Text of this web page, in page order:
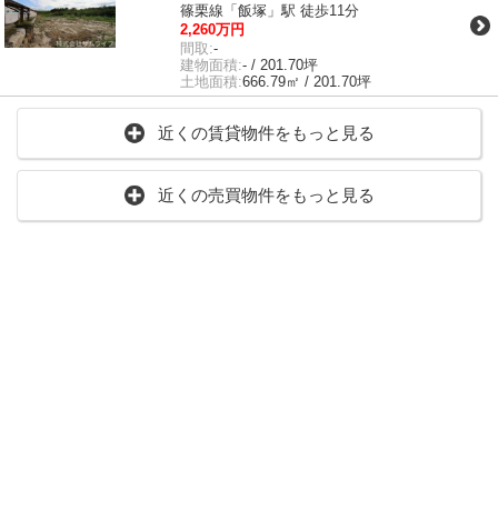
篠栗線「飯塚」駅 徒歩11分
2,260万円
間取:-
建物面積:- / 201.70坪
土地面積:666.79㎡ / 201.70坪
近くの賃貸物件をもっと見る
近くの売買物件をもっと見る